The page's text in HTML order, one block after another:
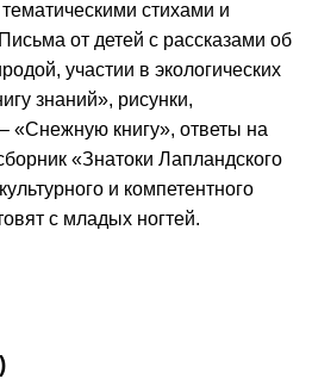
стихами и
от детей с рассказами об
участии в экологических
знаний», рисунки,
«Снежную книгу», ответы на
«Знатоки Лапландского
и компетентного
с младых ногтей.